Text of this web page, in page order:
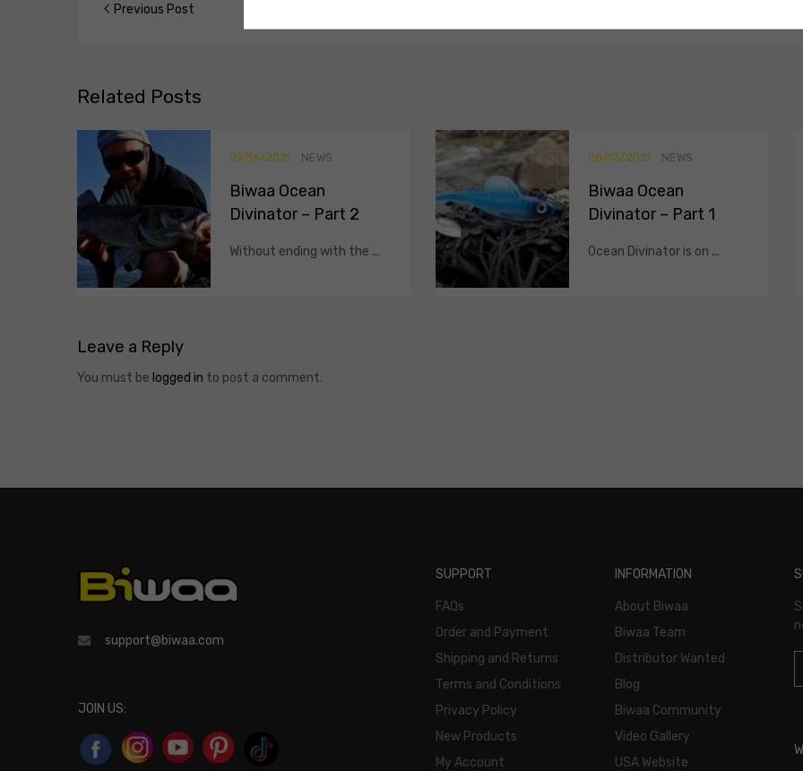
Previous Post
Related Posts
09/16/2021 NEWS
Biwaa Ocean
Divinator – Part 2
Without ending with the ...
08/13/2021 NEWS
Biwaa Ocean
Divinator – Part 1
Ocean Divinator is on ...
Leave a Reply
You must be logged in to post a comment.
support@biwaa.com
JOIN US:
SUPPORT
FAQs
Order and Payment
Shipping and Returns
Terms and Conditions
Privacy Policy
New Products
My Account
INFORMATION
About Biwaa
Biwaa Team
Distributor Wanted
Blog
Biwaa Community
Video Gallery
USA Website